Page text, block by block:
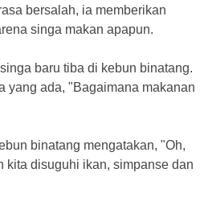
bersalah, ia memberikan
singa makan apapun.
baru tiba di kebun binatang.
yang ada, "Bagaimana makanan
binatang mengatakan, "Oh,
kita disuguhi ikan, simpanse dan